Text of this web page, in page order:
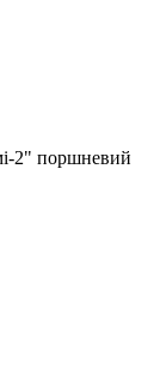
2" поршневий